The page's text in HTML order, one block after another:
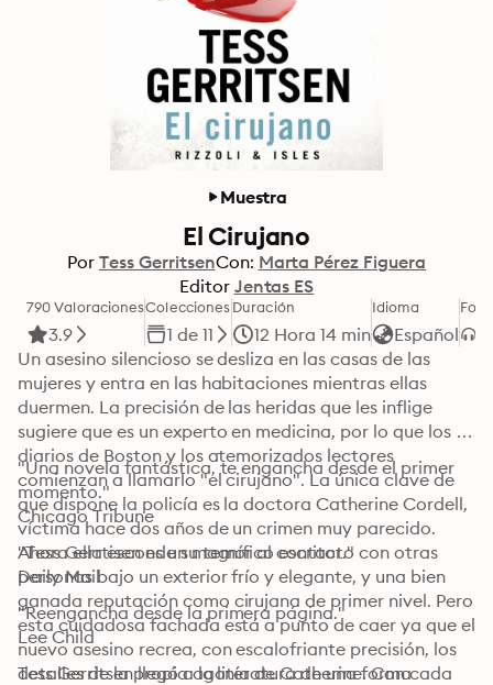
Muestra
El Cirujano
Por Tess GerritsenCon: Marta Pérez Figuera
Editor Jentas ES
790 Valoraciones
3.9
Colecciones
1 de 11
Duración
12 Hora 14 min
Idioma
Español
Un asesino silencioso se desliza en las casas de las
mujeres y entra en las habitaciones mientras ellas
duermen. La precisión de las heridas que les inflige
sugiere que es un experto en medicina, por lo que los
diarios de Boston y los atemorizados lectores
comienzan a llamarlo "el cirujano". La única clave de
que dispone la policía es la doctora Catherine Cordell,
víctima hace dos años de un crimen muy parecido.
Ahora ella esconde su temor al contacto con otras
personas bajo un exterior frío y elegante, y una bien
ganada reputación como cirujana de primer nivel. Pero
esta cuidadosa fachada está a punto de caer ya que el
nuevo asesino recrea, con escalofriante precisión, los
detalles de la propia agonía de Catherine. Con cada
"Una novela fantástica, te engancha desde el primer
momento."
Chicago Tribune
"Tess Gerrtisen es un magnífico escritor."
Daily Mail
"Reengancha desde la primera página."
Lee Child
Tess Gerritsen llegó a la literatura de una forma